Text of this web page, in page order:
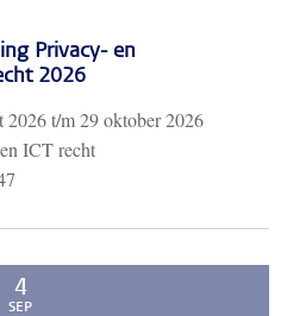
Privacy- en
2026
2026t/m29 oktober 2026
ICT recht
4
SEP